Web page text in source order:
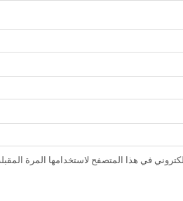
في هذا المتصفح لاستخدامها المرة